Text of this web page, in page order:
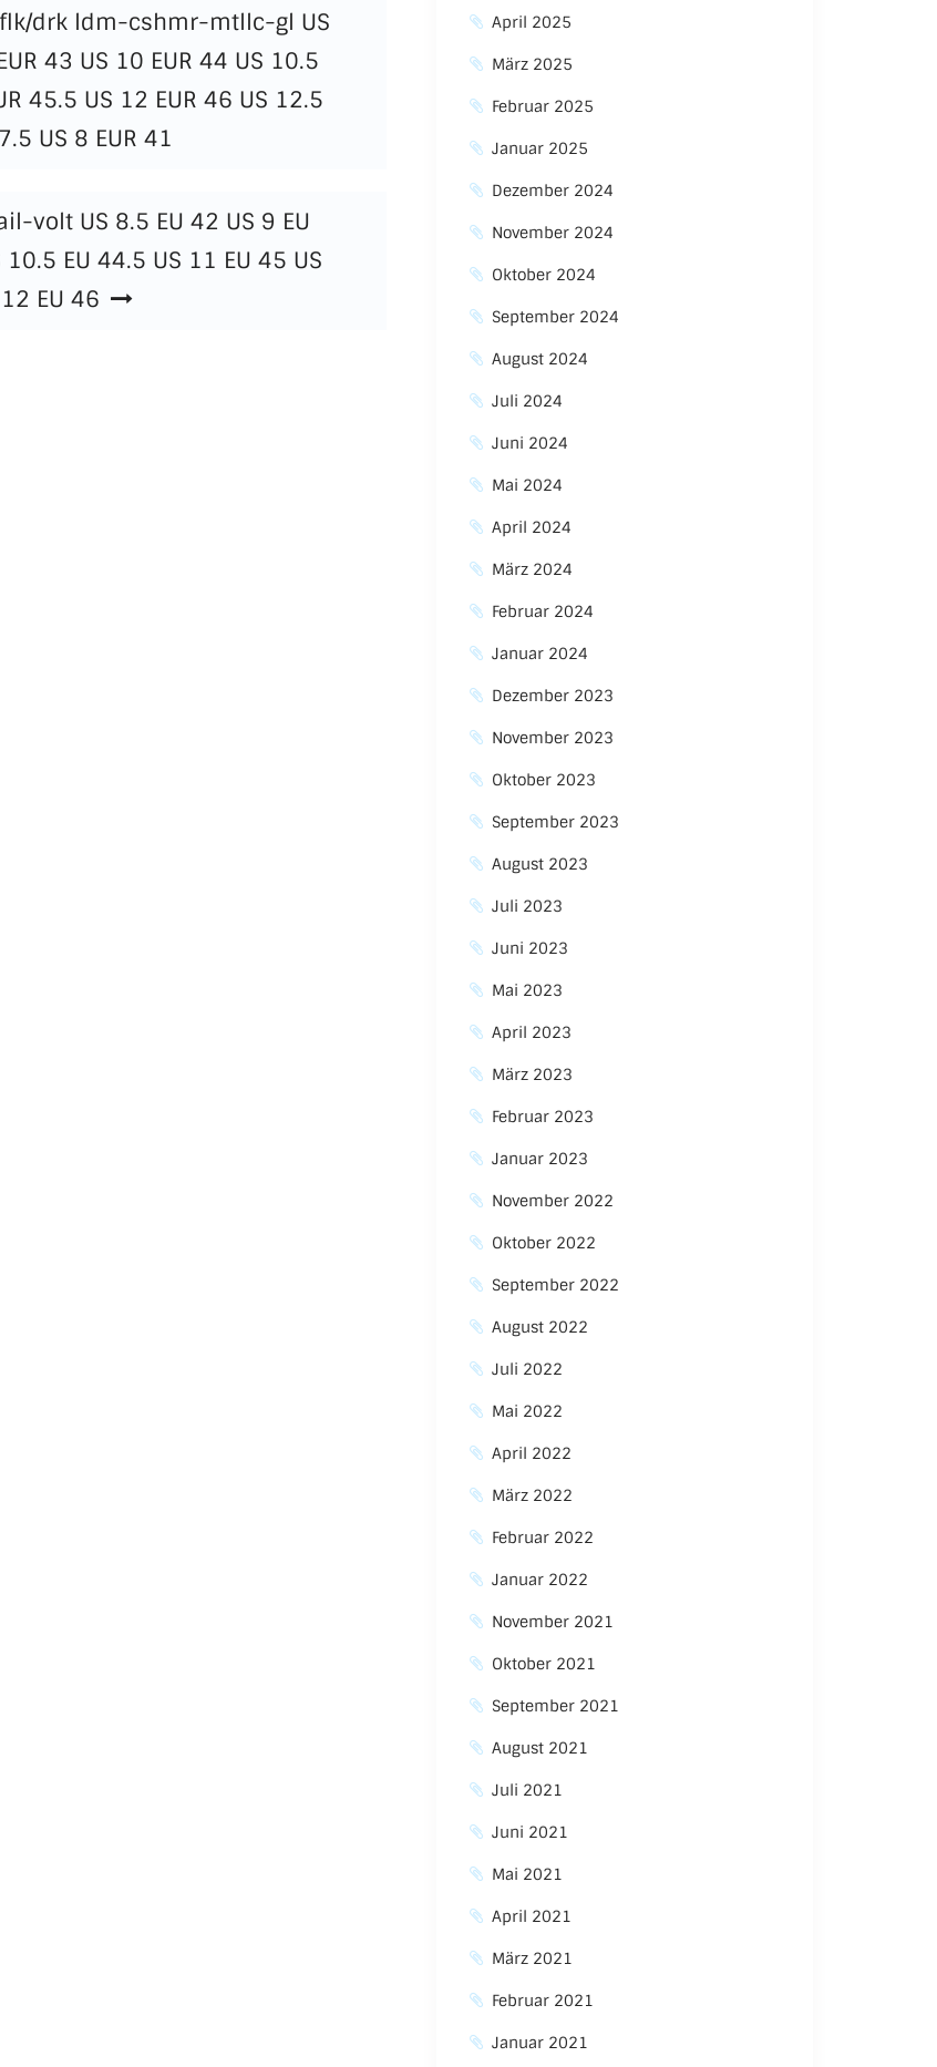
drk ldm-cshmr-mtllc-gl US
43 US 10 EUR 44 US 10.5
45.5 US 12 EUR 46 US 12.5
US 8 EUR 41
volt US 8.5 EU 42 US 9 EU
EU 44.5 US 11 EU 45 US
EU 46
April 2025
März 2025
Februar 2025
Januar 2025
Dezember 2024
November 2024
Oktober 2024
September 2024
August 2024
Juli 2024
Juni 2024
Mai 2024
April 2024
März 2024
Februar 2024
Januar 2024
Dezember 2023
November 2023
Oktober 2023
September 2023
August 2023
Juli 2023
Juni 2023
Mai 2023
April 2023
März 2023
Februar 2023
Januar 2023
November 2022
Oktober 2022
September 2022
August 2022
Juli 2022
Mai 2022
April 2022
März 2022
Februar 2022
Januar 2022
November 2021
Oktober 2021
September 2021
August 2021
Juli 2021
Juni 2021
Mai 2021
April 2021
März 2021
Februar 2021
Januar 2021